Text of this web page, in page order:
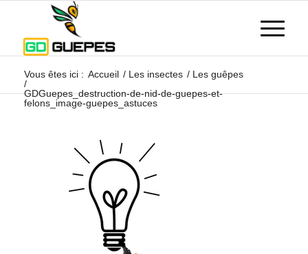
Vous êtes ici : Accueil / Les insectes / Les guêpes
/
GDGuepes_destruction-de-nid-de-guepes-et-
felons_image-guepes_astuces